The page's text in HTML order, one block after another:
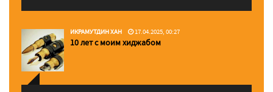
ИКРАМУТДИН ХАН 17.04.2025, 00:27
10 лет с моим хиджабом